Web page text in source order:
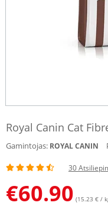
Royal Canin Cat
Gamintojas: ROYAL CANIN
30
€60.90 (15.23 € /